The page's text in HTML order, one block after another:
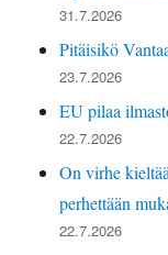
31.7.2026
Pitäisikö
23.7.2026
EU pilaa
22.7.2026
On virhe
perhettään
22.7.2026